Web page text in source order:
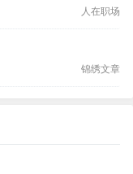
人在职场
锦绣文章